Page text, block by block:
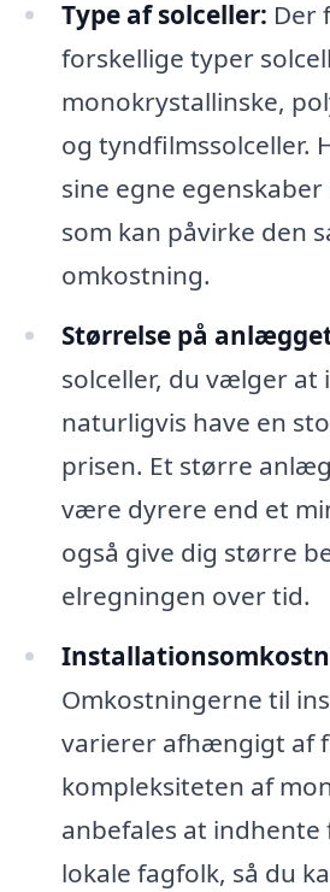
Type af solceller: Der
forskellige typer
monokrystallinske,
og tyndfilmssolceller.
sine egne egenskaber
som kan påvirke den
omkostning.
Størrelse på
solceller, du vælger at
naturligvis have en
prisen. Et større
være dyrere end et
også give dig større
elregningen over tid.
Omkostningerne til
varierer afhængigt af
kompleksiteten af
anbefales at
lokale fagfolk, så du